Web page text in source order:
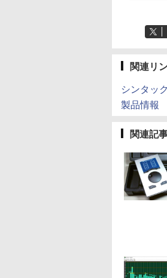
関連リ
シンタッ
製品情報
関連記